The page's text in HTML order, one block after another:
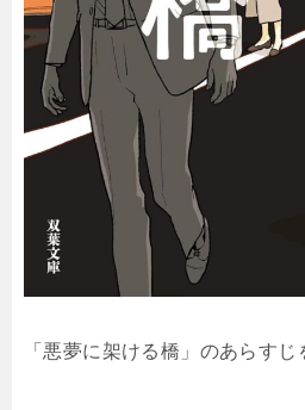
「悪夢に架ける橋」のあらすじ